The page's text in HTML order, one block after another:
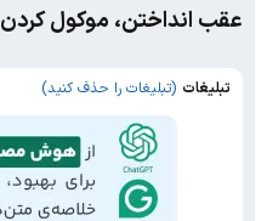
عقب انداختن، موکول کردن
تبلیغات (تبلیغات را حذف کنید)